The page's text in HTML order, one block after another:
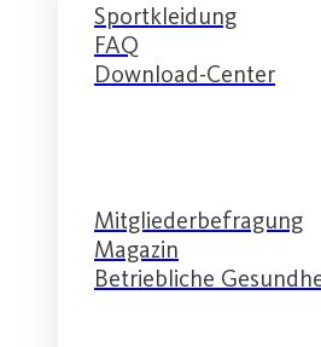
Sportkleidung
FAQ
Download-Center
Mitgliederbefragung
Magazin
Betriebliche